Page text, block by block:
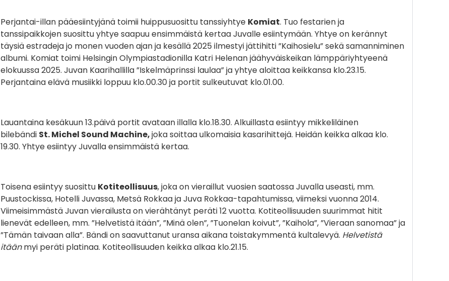
Perjantai-illan pääesiintyjänä toimii huippusuosittu tanssiyhtye Komiat. Tuo festarien ja
tanssipaikkojen suosittu yhtye saapuu ensimmäistä kertaa Juvalle esiintymään. Yhtye on kerännyt
täysiä estradeja jo monen vuoden ajan ja kesällä 2025 ilmestyi jättihitti ”Kaihosielu” sekä samanniminen
albumi. Komiat toimi Helsingin Olympiastadionilla Katri Helenan jäähyväiskeikan lämppäriyhtyeenä
elokuussa 2025. Juvan Kaarihallilla ”Iskelmäprinssi laulaa” ja yhtye aloittaa keikkansa klo.23.15.
Perjantaina elävä musiikki loppuu klo.00.30 ja portit sulkeutuvat klo.01.00.
Lauantaina kesäkuun 13.päivä portit avataan illalla klo.18.30. Alkuillasta esiintyy mikkeliläinen
bilebändi St. Michel Sound Machine,joka soittaa ulkomaisia kasarihittejä. Heidän keikka alkaa klo.
19.30. Yhtye esiintyy Juvalla ensimmäistä kertaa.
Toisena esiintyy suosittu Kotiteollisuus, joka on vieraillut vuosien saatossa Juvalla useasti, mm.
Puustockissa, Hotelli Juvassa, Metsä Rokkaa ja Juva Rokkaa-tapahtumissa, viimeksi vuonna 2014.
Viimeisimmästä Juvan vierailusta on vierähtänyt peräti 12 vuotta. Kotiteollisuuden suurimmat hitit
lienevät edelleen, mm. ”Helvetistä itään”, ”Minä olen”, ”Tuonelan koivut”, ”Kaihola”, ”Vieraan sanomaa” ja
”Tämän taivaan alla”. Bändi on saavuttanut uransa aikana toistakymmentä kultalevyä. Helvetistä
itäänmyi peräti platinaa. Kotiteollisuuden keikka alkaa klo.21.15.